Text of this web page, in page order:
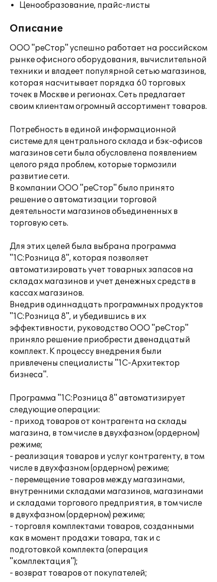
Ценообразование, прайс-листы
Описание
ООО "реСтор" успешно работает на российском
рынке офисного оборудования, вычислительной
техники и владеет популярной сетью магазинов,
которая насчитывает порядка 60 торговых
точек в Москве и регионах. Сеть предлагает
своим клиентам огромный ассортимент товаров.
Потребность в единой информационной
системе для центрального склада и бэк-офисов
магазинов сети была обусловлена появлением
целого ряда проблем, которые тормозили
развитие сети.
В компании ООО "реСтор" было принято
решение о автоматизации торговой
деятельности магазинов объединенных в
торговую сеть.
Для этих целей была выбрана программа
"1С:Розница 8", которая позволяет
автоматизировать учет товарных запасов на
складах магазинов и учет денежных средств в
кассах магазинов.
Внедрив одиннадцать программных продуктов
"1С:Розница 8", и убедившись в их
эффективности, руководство ООО "реСтор"
приняло решение приобрести двенадцатый
комплект. К процессу внедрения были
привлечены специалисты "1С-Архитектор
бизнеса".
Программа "1С:Розница 8" автоматизирует
следующие операции:
- приход товаров от контрагента на склады
магазина, в том числе в двухфазном (ордерном)
режиме;
- реализация товаров и услуг контрагенту, в том
числе в двухфазном (ордерном) режиме;
- перемещение товаров между магазинами,
внутренними складами магазинов, магазинами
и складами торгового предприятия, в том числе
в двухфазном (ордерном) режиме;
- торговля комплектами товаров, созданными
как в момент продажи товара, так и с
подготовкой комплекта (операция
"комплектация");
- возврат товаров от покупателей;